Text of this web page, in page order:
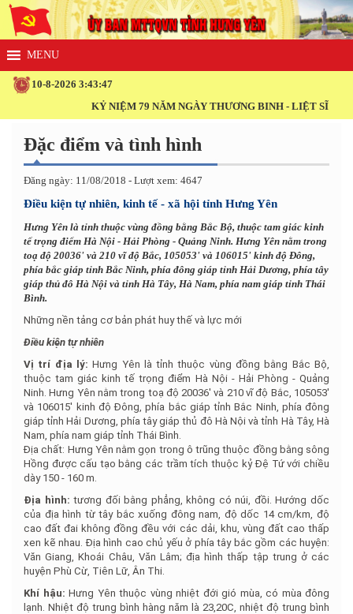
10-8-2026 3:43:47
KỶ NIỆM 79 NĂM NGÀY THƯƠNG BINH - LIỆT SĨ (27/7/
Đặc điểm và tình hình
Đăng ngày: 11/08/2018 - Lượt xem: 4647
Điều kiện tự nhiên, kinh tế - xã hội tỉnh Hưng Yên
Hưng Yên là tỉnh thuộc vùng đồng bằng Bắc Bộ, thuộc tam giác kinh
tế trọng điểm Hà Nội - Hải Phòng - Quảng Ninh. Hưng Yên nằm trong
toạ độ 20036' và 210 vĩ độ Bắc, 105053' và 106015' kinh độ Đông,
phía bắc giáp tỉnh Bắc Ninh, phía đông giáp tỉnh Hải Dương, phía tây
giáp thủ đô Hà Nội và tỉnh Hà Tây, Hà Nam, phía nam giáp tỉnh Thái
Bình.
Những nền tảng cơ bản phát huy thế và lực mới
Điều kiện tự nhiên
Vị trí địa lý:Hưng Yên là tỉnh thuộc vùng đồng bằng Bắc Bộ,
thuộc tam giác kinh tế trọng điểm Hà Nội - Hải Phòng - Quảng
Ninh. Hưng Yên nằm trong toạ độ 20036' và 210 vĩ độ Bắc, 105053'
và 106015' kinh độ Đông, phía bắc giáp tỉnh Bắc Ninh, phía đông
giáp tỉnh Hải Dương, phía tây giáp thủ đô Hà Nội và tỉnh Hà Tây, Hà
Nam, phía nam giáp tỉnh Thái Bình.
Địa chất: Hưng Yên nằm gọn trong ô trũng thuộc đồng bằng sông
Hồng được cấu tạo bằng các trầm tích thuộc kỷ Đệ Tứ với chiều
dày 150 - 160 m.
Địa hình: tương đối bằng phẳng, không có núi, đồi. Hướng dốc
của địa hình từ tây bắc xuống đông nam, độ dốc 14 cm/km, độ
cao đất đai không đồng đều với các dải, khu, vùng đất cao thấp
xen kẽ nhau. Địa hình cao chủ yếu ở phía tây bắc gồm các huyện:
Văn Giang, Khoái Châu, Văn Lâm; địa hình thấp tập trung ở các
huyện Phù Cừ, Tiên Lữ, Ân Thi.
Khí hậu: Hưng Yên thuộc vùng nhiệt đới gió mùa, có mùa đông
lạnh. Nhiệt độ trung bình hàng năm là 23,20C, nhiệt độ trung bình